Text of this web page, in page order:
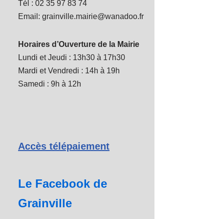
Tél : 02 35 97 83 74
Email: grainville.mairie@wanadoo.fr
Horaires d’Ouverture de la Mairie
Lundi et Jeudi : 13h30 à 17h30
Mardi et Vendredi : 14h à 19h
Samedi : 9h à 12h
Accès télépaiement
Le Facebook de
Grainville